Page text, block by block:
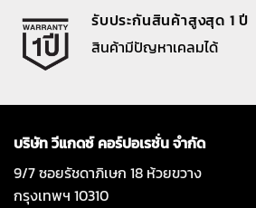
รับประกันสินค้าสูงสุด 1 ปี
สินค้ามีปัญหาเคลมได้
บริษัท วีแกดซ์ คอร์ปอเรชั่น จำกัด
9/7 ซอยรัชดาภิเษก 18 ห้วยขวาง
กรุงเทพฯ 10310